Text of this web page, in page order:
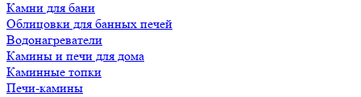
Камни для бани
Облицовки для банных печей
Водонагреватели
Камины и печи для дома
Каминные топки
Печи-камины